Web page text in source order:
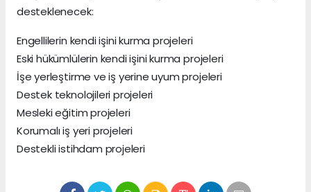
desteklenecek:
Engellilerin kendi işini kurma projeleri
Eski hükümlülerin kendi işini kurma projeleri
İşe yerleştirme ve iş yerine uyum projeleri
Destek teknolojileri projeleri
Mesleki eğitim projeleri
Korumalı iş yeri projeleri
Destekli istihdam projeleri